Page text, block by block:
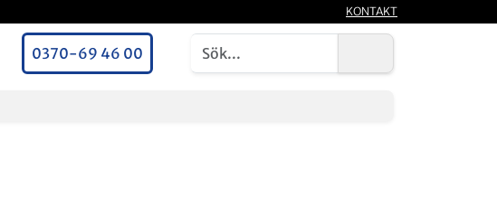
KONTAKT
0370-69 46 00